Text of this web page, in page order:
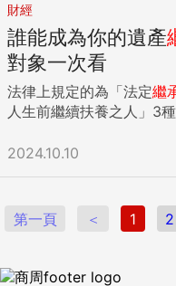
財經
誰能成為你的遺產
對象一次看
法律上規定的為「法定繼
2024.10.10
第一頁 ＜ 1 2